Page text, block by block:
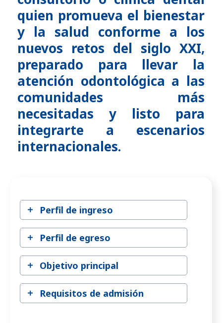
quien promueva el bienestar
y la salud conforme a los
nuevos retos del siglo XXI,
preparado para llevar la
atención odontológica a las
comunidades más
necesitadas y listo para
integrarte a escenarios
internacionales.
Perfil de ingreso
Perfil de egreso
Objetivo principal
Requisitos de admisión